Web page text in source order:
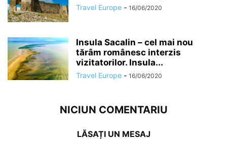
Travel Europe - 16/06/2020
Insula Sacalin – cel mai nou
tărâm românesc interzis
vizitatorilor. Insula...
Travel Europe - 16/06/2020
NICIUN COMENTARIU
LĂSAȚI UN MESAJ